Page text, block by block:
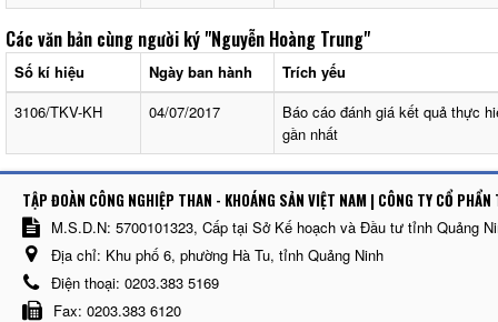
Các văn bản cùng người ký "Nguyễn Hoàng Trung"
Số kí hiệu Ngày ban hành
Trích yếu
3106/TKV-KH
04/07/2017
Báo cáo đánh giá kết quả thực
gần nhất
TẬP ĐOÀN CÔNG NGHIỆP THAN - KHOÁNG SẢN VIỆT NAM | CÔNG TY CỔ
M.S.D.N: 5700101323, Cấp tại Sở Kế hoạch và Đầu tư tỉnh Quảng
Địa chỉ: Khu phố 6, phường Hà Tu, tỉnh Quảng Ninh
Điện thoại: 0203.383 5169
Fax: 0203.383 6120